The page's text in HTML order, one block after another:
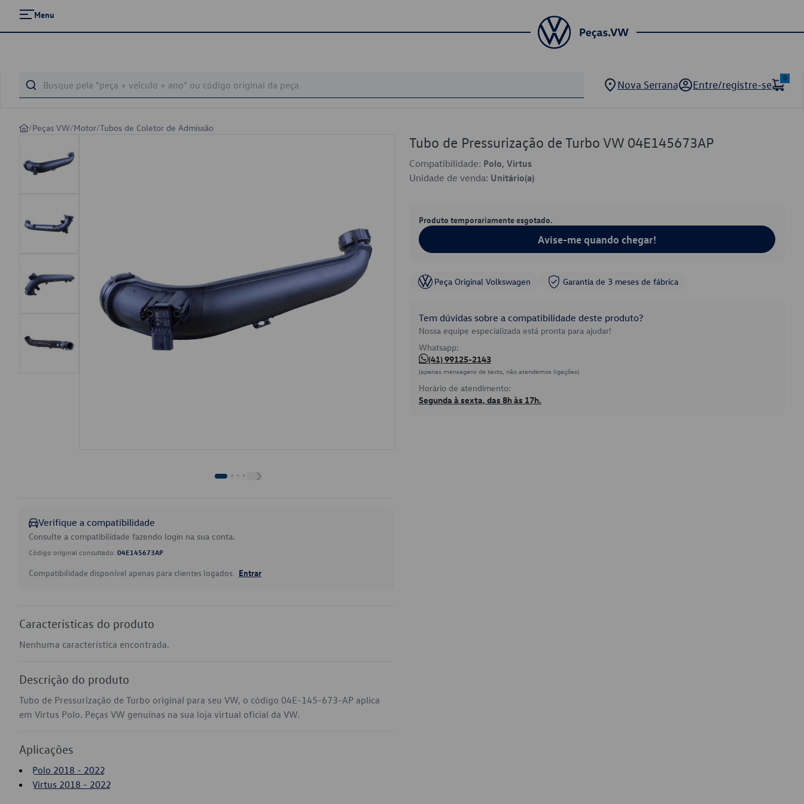
Menu
Nova Serrana Entre/registre-se
0
/Peças VW/Motor/Tubos de Coletor de Admissão
Verifique a compatibilidade
Consulte a compatibilidade fazendo login na sua conta.
Código original consultado: 04E145673AP
Compatibilidade disponível apenas para clientes logados. Entrar
Características do produto
Nenhuma característica encontrada.
Descrição do produto
Tubo de Pressurização de Turbo original para seu VW, o código 04E-145-673-AP aplica
em Virtus Polo. Peças VW genuínas na sua loja virtual oficial da VW.
Aplicações
Polo 2018 - 2022
Virtus 2018 - 2022
Tubo de Pressurização de Turbo VW 04E145673AP
Compatibilidade: Polo, Virtus
Unidade de venda: Unitário(a)
Produto temporariamente esgotado.
Avise-me quando chegar!
Peça Original Volkswagen Garantia de 3 meses de fábrica
Tem dúvidas sobre a compatibilidade deste produto?
Nossa equipe especializada está pronta para ajudar!
Whatsapp:
(41) 99125-2143
(apenas mensagens de texto, não atendemos ligações)
Horário de atendimento:
Segunda à sexta, das 8h às 17h.